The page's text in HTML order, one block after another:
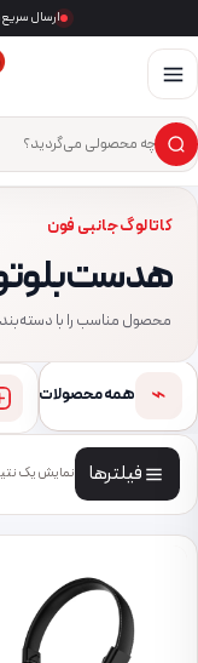
ارسال سریع، ضمانت
جست‌وجوی محصول
×
کاتالوگ جانبی فون
هدست
محصول مناسب را با
⌁ همه محصولات
فیلترها نمایش یک